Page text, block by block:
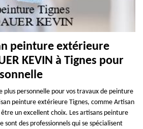
peinture extérieure
KEVIN à Tignes pour
plus personnelle pour vos travaux de peinture
peinture extérieure Tignes, comme Artisan
être un excellent choix. Les artisans peinture
des professionnels qui se spécialisent